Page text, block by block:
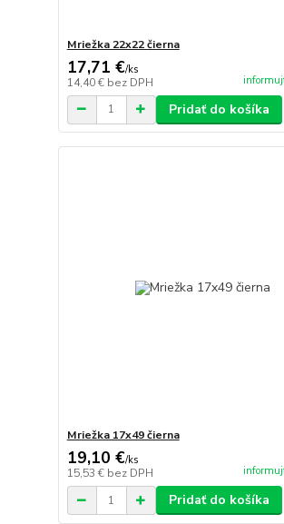
Mriežka 22x22 čierna
17,71 €/ks
14,40 € bez DPH
Pridať do košíka
Mriežka 17x49 čierna
19,10 €/ks
15,53 € bez DPH
Pridať do košíka